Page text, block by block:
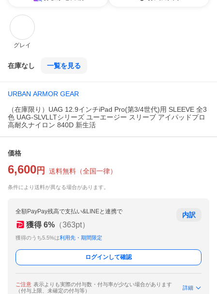
グレイ
在庫なし 一覧を見る
URBAN ARMOR GEAR
（在庫限り）UAG 12.9インチiPad Pro(第3/4世代)用 SLEEVE 全3
色 UAG-SLVLLTシリーズ ユーエージー スリーブ アイパッドプロ
高耐久ナイロン 840D 新生活
価格
6,600 円 送料無料 （全国一律）
条件により送料が異なる場合があります。
全額PayPay残高で支払い&LINEと連携で
獲得 6% （363pt）
獲得のうち5.5%は利用先・期間限定
内訳
ログインして確認
ご注意 表示よりも実際の付与数・付与率が少ない場合があります
（付与上限、未確定の付与等）
詳細